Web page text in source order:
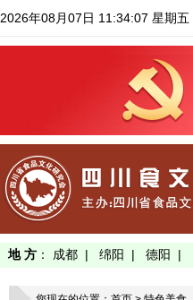
2026年08月07日 11:34:08 星期五
地 方 ： 成都 | 绵阳 | 德阳 |